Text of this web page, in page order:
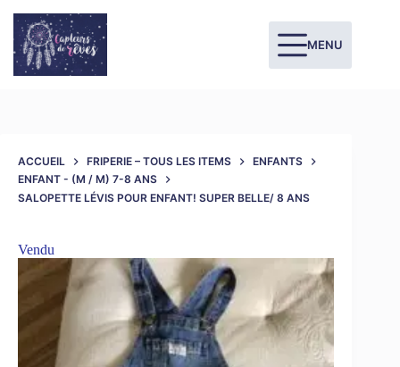
MENU
ACCUEIL FRIPERIE – TOUS LES ITEMS
ENFANTS
ENFANT - (M / M) 7-8 ANS
SALOPETTE LÉVIS POUR ENFANT! SUPER BELLE/ 8 ANS
Vendu